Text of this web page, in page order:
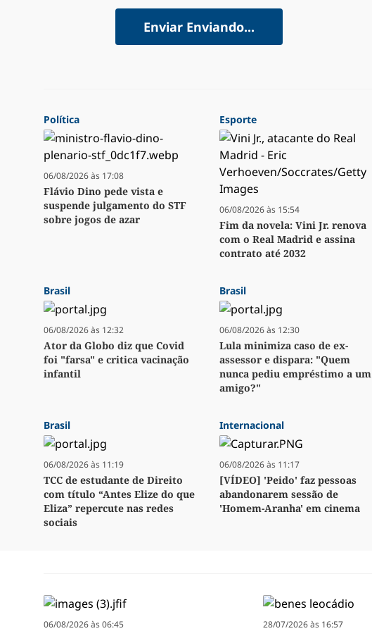
Enviar Enviando...
Política
06/08/2026 às 17:08
Flávio Dino pede vista e
suspende julgamento do STF
sobre jogos de azar
Esporte
06/08/2026 às 15:54
Fim da novela: Vini Jr. renova
com o Real Madrid e assina
contrato até 2032
Brasil
06/08/2026 às 12:32
Ator da Globo diz que Covid
foi "farsa" e critica vacinação
infantil
Brasil
06/08/2026 às 12:30
Lula minimiza caso de ex-
assessor e dispara: "Quem
nunca pediu empréstimo a um
amigo?"
Brasil
06/08/2026 às 11:19
TCC de estudante de Direito
com título “Antes Elize do que
Eliza” repercute nas redes
sociais
Internacional
06/08/2026 às 11:17
[VÍDEO] 'Peido' faz pessoas
abandonarem sessão de
'Homem-Aranha' em cinema
06/08/2026 às 06:45 28/07/2026 às 16:57